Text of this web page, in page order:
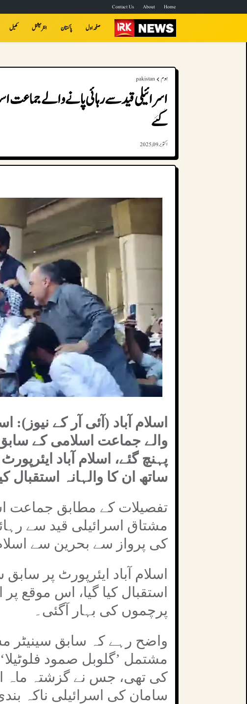
Home
About
Contact Us
صفحہ اول پاکستان انٹرنیشنل کھیل
ہوم pakistan
اسرائیلی قید سے رہائی پانے والے جماعت
گئے
اکتوبر 09, 2025
اسلام آباد (آئی آر کے نیوز):
والے جماعت اسلامی کے
پہنچ گئے، اسلام آباد
ساتھ ان کا والہانہ استقبال
تفصیلات کے مطابق جماعت
مشتاق اسرائیلی قید سے
کی پرواز سے بحرین سے اسلام
اسلام آباد ایئرپورٹ پر
استقبال کیا گیا، اس موقع
پرچموں کی بہار آگئی۔
مشتمل ’گلوبل صمود
کی تھی، جس نے گزشتہ ماہ
سامان کی اسرائیلی ناکہ